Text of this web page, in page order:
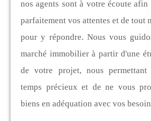
nos agents sont à votre écoute afin
parfaitement vos attentes et de tout
pour y répondre. Nous vous
marché immobilier à partir d'une
de votre projet, nous
temps précieux et de ne vous
biens en adéquation avec vos